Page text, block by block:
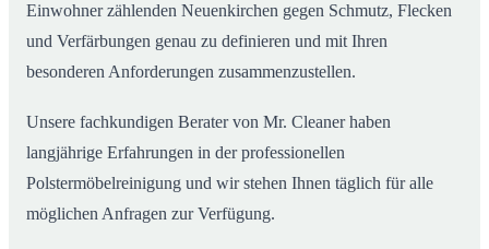
Einwohner zählenden Neuenkirchen gegen Schmutz, Flecken
und Verfärbungen genau zu definieren und mit Ihren
besonderen Anforderungen zusammenzustellen.
Unsere fachkundigen Berater von Mr. Cleaner haben
langjährige Erfahrungen in der professionellen
Polstermöbelreinigung und wir stehen Ihnen täglich für alle
möglichen Anfragen zur Verfügung.